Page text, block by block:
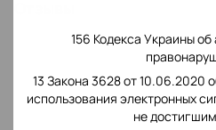
156 Кодекса Украины
13 Закона 3628 от 10.06.2020
использования электронных
не